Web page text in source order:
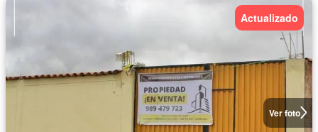
Ver foto
Actualizado